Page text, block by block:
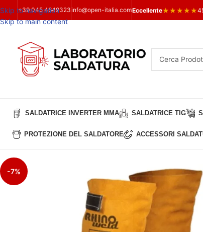
Skip to navigation
Skip to main content
+39 045 4649323info@open-italia.comEccellente★★★★★
SALDATRICE INVERTER MMA SALDATRICE TIG
PROTEZIONE DEL SALDATORE ACCESSORI
-7%